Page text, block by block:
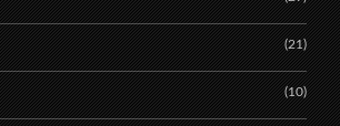
(21)
(10)